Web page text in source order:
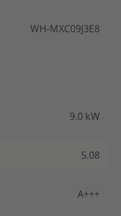
WH-MXC09J3E8
9.0 kW
5.08
A+++